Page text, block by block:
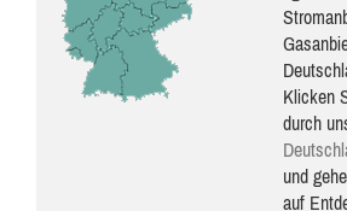
Klicken
durch
und
auf